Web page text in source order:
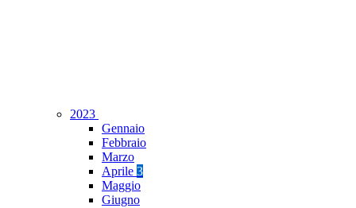
2023
Gennaio
Febbraio
Marzo
Aprile 3
Maggio
Giugno